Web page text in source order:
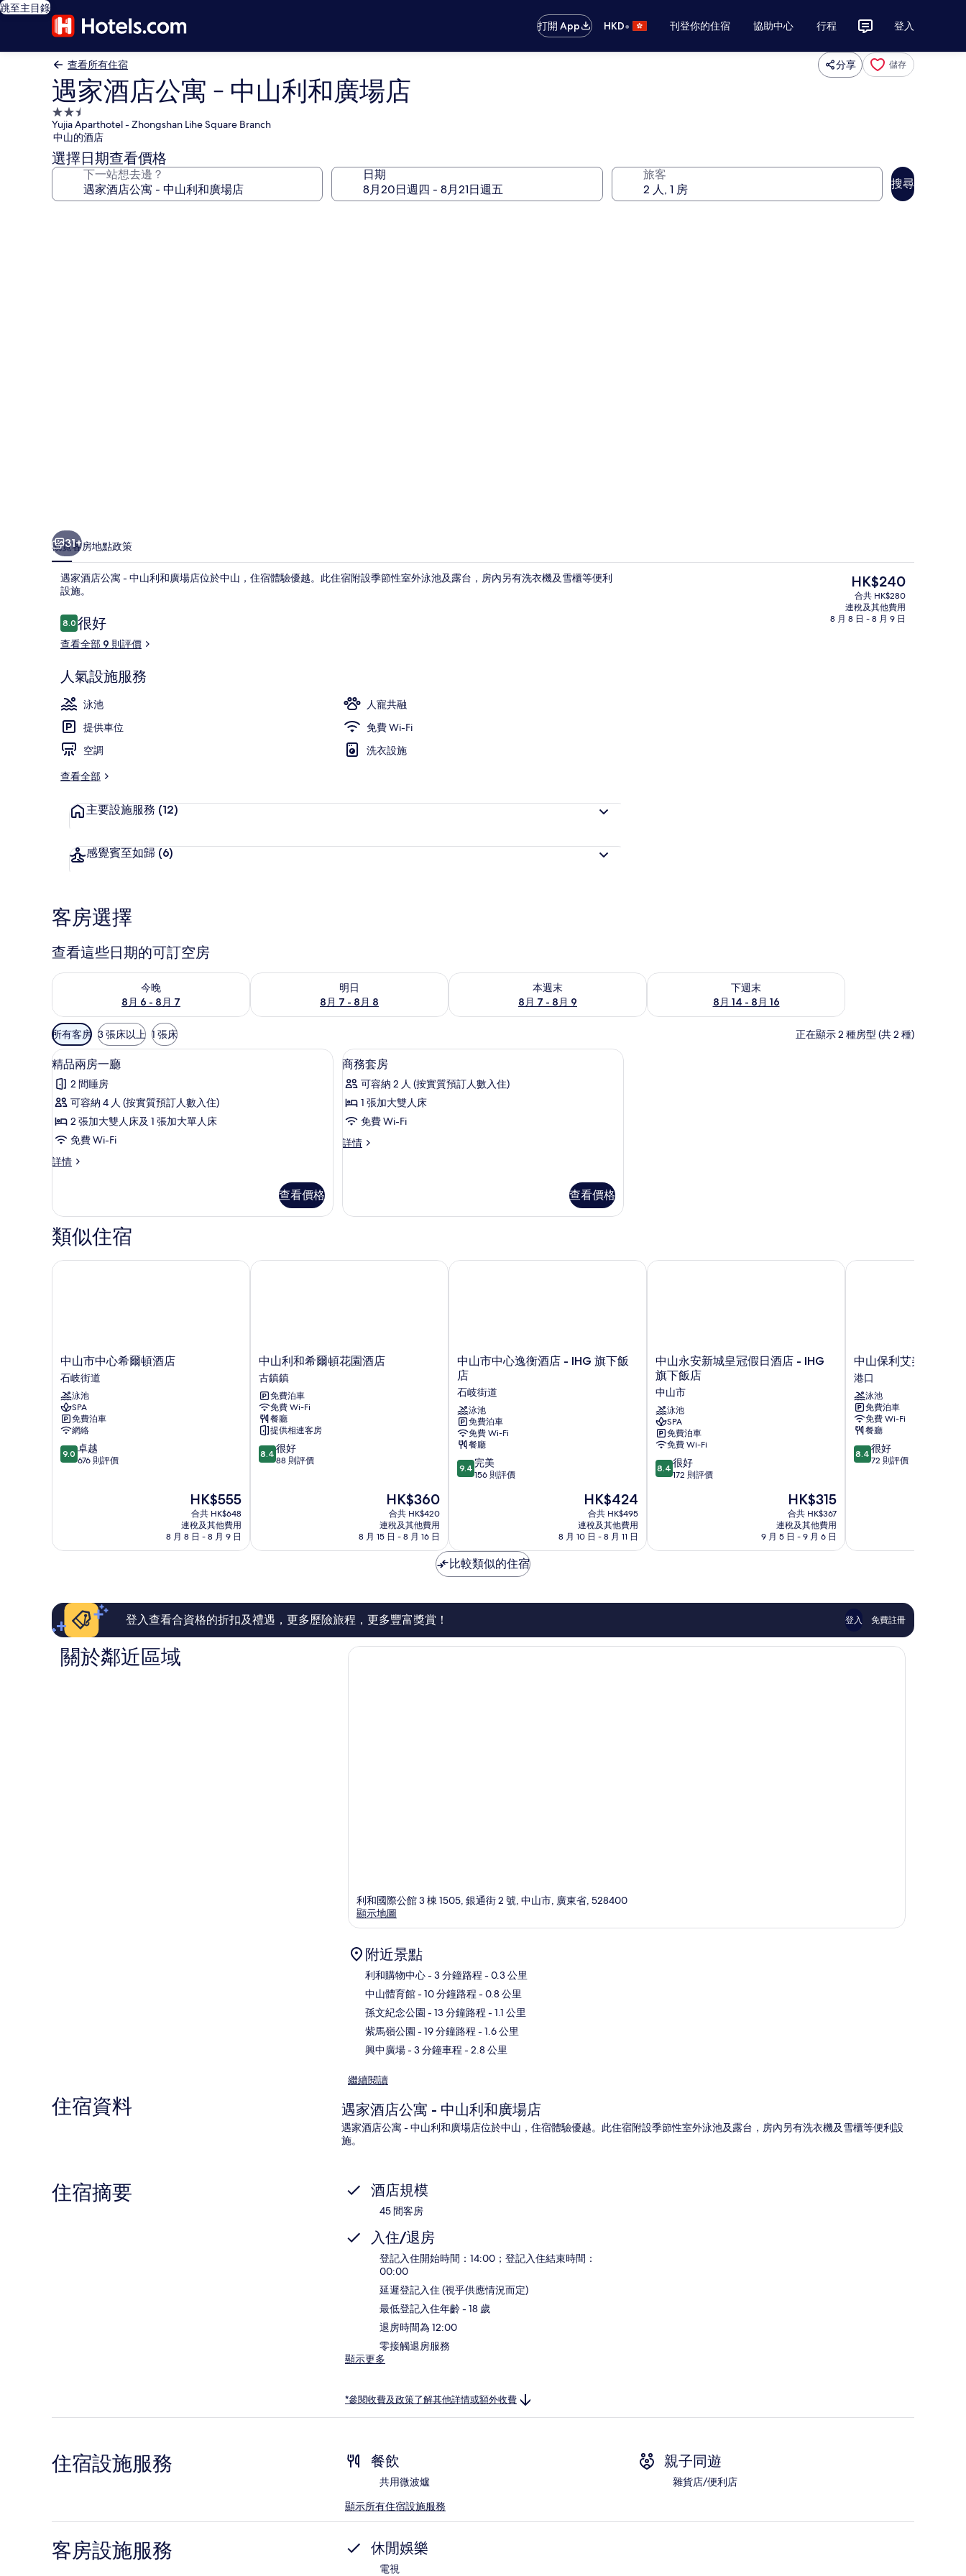
跳至主目錄
打開 App
HKD• 刊登你的住宿 協助中心 行程 登入
查看所有住宿 分享 儲存
遇家酒店公寓 - 中山利和廣場店
2.5
星
級
住
宿
Yujia Aparthotel - Zhongshan Lihe Square Branch
中山的酒店
選擇日期查看價格
下一站想去邊？ 日期 旅客
搜尋
相
片
集
精品兩房一廳 | 高級寢具、遮光窗簾/窗簾、隔音、熨斗/熨衫板
精品兩房一廳 | 高級寢具、遮光窗簾/
31+
概覽客房地點政策
遇家酒店公寓 - 中山利和廣場店位於中山，住宿體驗優越。此住宿附設季節性室外泳池及露台，房內另有洗衣機及雪櫃等便利
設施。
評
價
8.08.0 分，滿分 10 分，
很好
查看全部 9 則評價
人氣設施服務
泳池
人寵共融
提供車位
免費 Wi-Fi
空調
洗衣設施
查看全部
主要設施服務 (12)
感覺賓至如歸 (6)
現
價
HK$240
HK$240
合共 HK$280
連稅及其他費用
8 月 8 日 - 8 月 9 日
客房選擇
查看這些日期的可訂空房
今晚
8月 6 - 8月 7
查看今晚 8月 6 - 8月 7的可訂空房
明日
8月 7 - 8月 8
查看明日 8月 7 - 8月 8的可訂空房
本週末
8月 7 - 8月 9
查看本週末 8月 7 - 8月 9的可訂空房
下週末
8月 14 - 8月 16
查看下週末 8月 14 - 8月 16的可訂空房
可
用
嘅
客
房
篩
選
條
件
所有客房 3 張床以上 1 張床 正在顯示 2 種房型 (共 2 種)
載
入
所
有
精
兩
一
廳
的
相
精品兩房一廳 | 高級寢具、遮光窗簾/窗簾、隔音、熨斗/熨衫板
13
精品兩房一廳
2 間睡房
可容納 4 人 (按實質預訂人數入住)
2 張加大雙人床及 1 張加大單人床
免費 Wi-Fi
詳情
精
一
廳
詳
情
查看價格
載
入
所
有
務
的
8
商務套房
可容納 2 人 (按實質預訂人數入住)
1 張加大雙人床
免費 Wi-Fi
詳情
商
情
查看價格
類似住宿
中
山
市
中
心
希
爾
頓
酒
中山市中心希爾頓酒店
石岐街道
泳池
SPA
免費泊車
網絡
9.0
分
越，
價
評
價
9.0 卓越
676 則評價
現
售
HK$555
HK$555
合共 HK$648
連稅及其他費用
8 月 8 日 - 8 月 9 日
中山市中心希爾頓酒店
中
山
利
和
希
爾
頓
花
園
中山利和希爾頓花園酒店
古鎮鎮
免費泊車
免費 Wi-Fi
餐廳
提供相連客房
8.4
分
好，
價
篇
評
價
8.4 很好
88 則評價
現
售
HK$360
HK$360
合共 HK$420
連稅及其他費用
8 月 15 日 - 8 月 16 日
中山利和希爾頓花園酒店
中
山
市
中
心
逸
衡
酒
店
-
石
岐
街
中山市中心逸衡酒店 - IHG 旗下飯
店
石岐街道
泳池
免費泊車
免費 Wi-Fi
餐廳
9.4
分
完
美，
156
評
評
9.4 完美
156 則評價
現
售
HK$424
HK$424
合共 HK$495
連稅及其他費用
8 月 10 日 - 8 月 11 日
中山市中心逸衡酒店 - IHG 旗下飯店
中
山
永
安
新
城
皇
冠
假
日
下
山
中山永安新城皇冠假日酒店 - IHG
旗下飯店
中山市
泳池
SPA
免費泊車
免費 Wi-Fi
8.4
分
很
評
評
8.4 很好
172 則評價
現
售
HK$315
HK$315
合共 HK$367
連稅及其他費用
9 月 5 日 - 9 月 6 日
中山永安新城皇冠假日酒店 - IHG 旗下飯店
中
山
保
利
艾
美
酒
店
港
中山保利艾美酒店
港口
泳池
免費泊車
免費 Wi-Fi
餐廳
8.4
分
好，
價
篇
評
價
8.4 很好
72 則評價
中山保利艾美酒店
比較類似的住宿
登入查看合資格的折扣及禮遇，更多歷險旅程，更多豐富獎賞！ 登入 免費註冊
關於鄰近區域
利和國際公館 3 棟 1505, 銀通街 2 號, 中山市, 廣東省, 528400
顯示地圖
附近景點
利和購物中心- 3 分鐘路程 - 0.3 公里
中山體育館- 10 分鐘路程 - 0.8 公里
孫文紀念公園 - 13 分鐘路程 - 1.1 公里
紫馬嶺公園 - 19 分鐘路程 - 1.6 公里
興中廣場- 3 分鐘車程 - 2.8 公里
繼續閱讀
住宿資料 遇家酒店公寓 - 中山利和廣場店
遇家酒店公寓 - 中山利和廣場店位於中山，住宿體驗優越。此住宿附設季節性室外泳池及露台，房內另有洗衣機及雪櫃等便利設
施。
住宿摘要 酒店規模
45 間客房
入住/退房
登記入住開始時間：14:00；登記入住結束時間：
00:00
延遲登記入住 (視乎供應情況而定)
最低登記入住年齡 - 18 歲
退房時間為 12:00
零接觸退房服務
顯示更多
*參閱收費及政策了解其他詳情或額外收費
住宿設施服務 餐飲
共用微波爐
親子同遊
雜貨店/便利店
顯示所有住宿設施服務
客房設施服務 休閒娛樂
電視